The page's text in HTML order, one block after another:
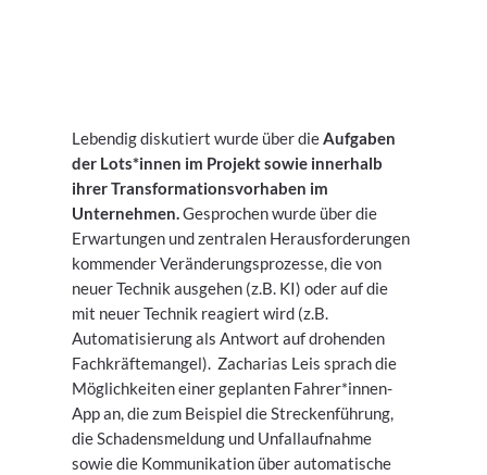
Lebendig diskutiert wurde über dieAufgaben
der Lots*innen im Projekt sowie innerhalb
ihrer Transformationsvorhaben im
Unternehmen.Gesprochen wurde über die
Erwartungen und zentralen Herausforderungen
kommender Veränderungsprozesse, die von
neuer Technik ausgehen (z.B. KI) oder auf die
mit neuer Technik reagiert wird (z.B.
Automatisierung als Antwort auf drohenden
Fachkräftemangel). Zacharias Leis sprach die
Möglichkeiten einer geplanten Fahrer*innen-
App an, die zum Beispiel die Streckenführung,
die Schadensmeldung und Unfallaufnahme
sowie die Kommunikation über automatische